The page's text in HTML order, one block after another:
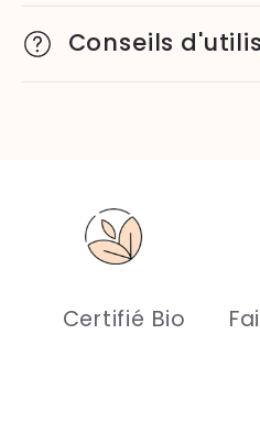
Conseils
Certifié Bio